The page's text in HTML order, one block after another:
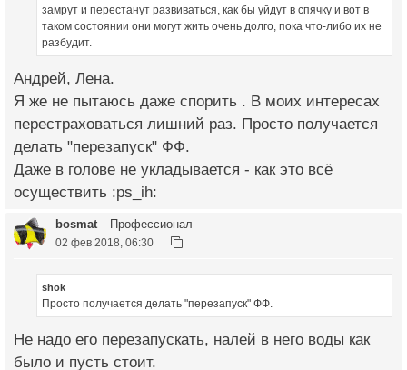
замрут и перестанут развиваться, как бы уйдут в спячку и вот в
таком состоянии они могут жить очень долго, пока что-либо их не
разбудит.
Андрей, Лена.
Я же не пытаюсь даже спорить . В моих интересах
перестраховаться лишний раз. Просто получается
делать "перезапуск" ФФ.
Даже в голове не укладывается - как это всё
осуществить :ps_ih:
bosmat Профессионал
02 фев 2018, 06:30
shok
Просто получается делать "перезапуск" ФФ.
Не надо его перезапускать, налей в него воды как
было и пусть стоит.